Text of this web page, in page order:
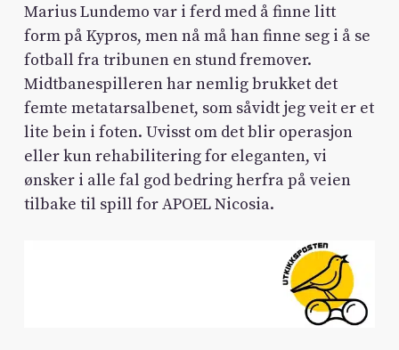
Marius Lundemo var i ferd med å finne litt
form på Kypros, men nå må han finne seg i å se
fotball fra tribunen en stund fremover.
Midtbanespilleren har nemlig brukket det
femte metatarsalbenet, som såvidt jeg veit er et
lite bein i foten. Uvisst om det blir operasjon
eller kun rehabilitering for eleganten, vi
ønsker i alle fal god bedring herfra på veien
tilbake til spill for APOEL Nicosia.